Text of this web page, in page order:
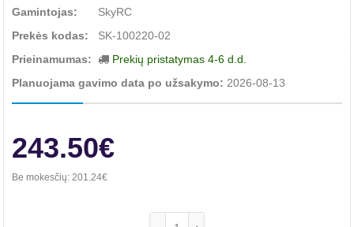
Gamintojas:
SkyRC
Prekės kodas:
SK-100220-02
Prieinamumas:
Prekių pristatymas 4-6 d.d.
Planuojama gavimo data po užsakymo: 2026-08-13
243.50€
Be mokesčių: 201.24€